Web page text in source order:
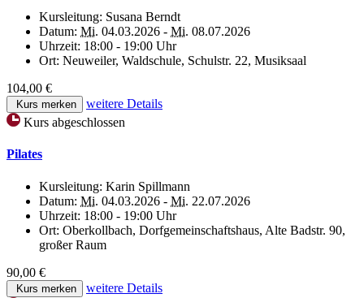
Kursleitung: Susana Berndt
Datum: Mi. 04.03.2026 - Mi. 08.07.2026
Uhrzeit: 18:00 - 19:00 Uhr
Ort: Neuweiler, Waldschule, Schulstr. 22, Musiksaal
104,00 €
Kurs merken
weitere Details
Kurs abgeschlossen
Pilates
Kursleitung: Karin Spillmann
Datum: Mi. 04.03.2026 - Mi. 22.07.2026
Uhrzeit: 18:00 - 19:00 Uhr
Ort: Oberkollbach, Dorfgemeinschaftshaus, Alte Badstr. 90,
großer Raum
90,00 €
Kurs merken
weitere Details